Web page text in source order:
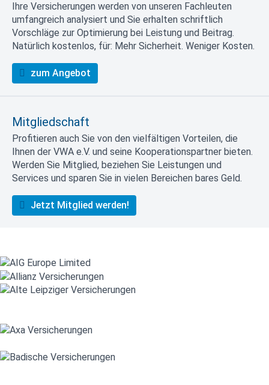
Ihre Versicherungen werden von unseren Fachleuten
umfangreich analysiert und Sie erhalten schriftlich
Vorschläge zur Optimierung bei Leistung und Beitrag.
Natürlich kostenlos, für: Mehr Sicherheit. Weniger Kosten.
zum Angebot
Mitgliedschaft
Profitieren auch Sie von den vielfältigen Vorteilen, die
Ihnen der VWA e.V. und seine Kooperationspartner bieten.
Werden Sie Mitglied, beziehen Sie Leistungen und
Services und sparen Sie in vielen Bereichen bares Geld.
Jetzt Mitglied werden!